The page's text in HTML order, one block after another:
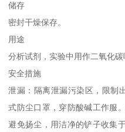
储存
密封干燥保存。
用途
分析试剂，实验中用作二氧化
安全措施
泄漏：隔离泄漏污染区，限制
式防尘口罩，穿防酸碱工作服
避免扬尘，用洁净的铲子收集